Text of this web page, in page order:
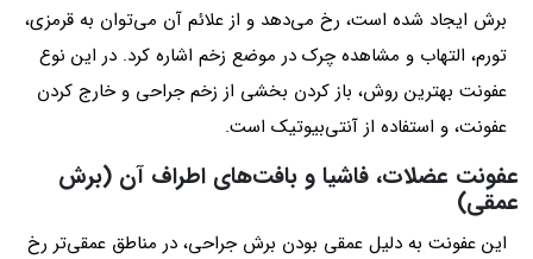
برش ایجاد شده است، رخ می‌دهد و از علائم آن می‌توان به قرمزی،
تورم، التهاب و مشاهده چرک در موضع زخم اشاره کرد. در این نوع
عفونت بهترین روش، باز کردن بخشی از زخم جراحی و خارج کردن
عفونت، و استفاده از آنتی‌بیوتیک است.
عفونت عضلات، فاشیا و بافت‌های اطراف آن (برش
عمقی)
این عفونت به دلیل عمقی بودن برش جراحی، در مناطق عمقی‌تر رخ